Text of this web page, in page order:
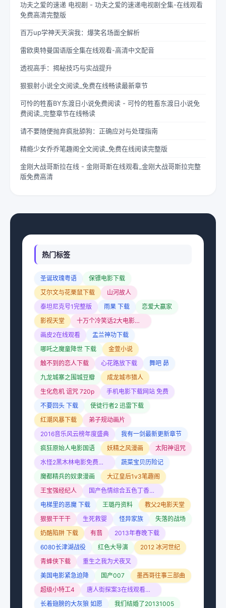
功夫之爱的速递 电视剧 - 功夫之爱的速递电视剧全集-在线观看
免费高清完整版
百万up学神天天演我：爆笑名场面全解析
雷欧奥特曼国语版全集在线观看-高清中文配音
透视高手：揭秘技巧与实战提升
狠狠射小说全文阅读_免费在线畅读最新章节
可怜的牲畜BY东渡日小说免费阅读 - 可怜的牲畜东渡日小说免
费阅读_完整章节在线畅读
请不要随便抛弃疯批舔狗：正确应对与处理指南
精瘾少女乔乔笔趣阁全文阅读_免费在线阅读完整版
金刚大战哥斯拉在线 - 金刚哥斯在线观看_金刚大战哥斯拉完整
版免费高清
热门标签
圣诞玫瑰粤语
保镖电影下载
艾尔文与花栗鼠下载
山河故人
泰坦尼克号1完整版
雨果 下载
恋爱大赢家
影视天堂
十万个冷笑话2大电影下载
画皮2在线观看
盂兰神功下载
哪吒之魔童降世 下载
金萱小说
触不到的恋人下载
心花路放下载
舞吧 昴
九龙城寨之围城豆瓣
成龙城市猎人
生化危机 诅咒 720p
手机电影下载网站 免费
不要回头 下载
使徒行者2 迅雷下载
红潮风暴下载
弟子规动画片
2016音乐风云榜年度盛典
我有一剑最新更新章节
疯狂原始人电影国语
妖精之风漫画
太阳神诅咒
水怪2黑木林电影免费观看
蔬菜宝贝历险记
魔都精兵的奴隶漫画
大辽皇后1v3笔趣阁
王宝强经纪人
国产色情综合五色丁香小说
电梯里的恶魔 下载
王璐丹资料
教父2电影天堂
狠狠干干干
生死救婴 怪异家族
失落的战场
奶酪陷阱 下载
有翡
2013年春晚下载
6080长津湖战役
红色大导演
2012 冰河世纪
青蜂侠下载
重生之我为犬夜叉
美国电影紧急迫降
国产007
墨西哥往事三部曲
超级小特工4
唐人街探案3在线观看免费完整版
长着翅膀的大灰狼 如愿
我们结婚了20131005